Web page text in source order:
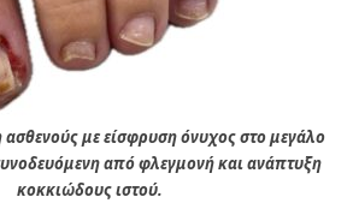
με είσφρυση όνυχος στο μεγάλο
από φλεγμονή και ανάπτυξη
κοκκιώδους ιστού.